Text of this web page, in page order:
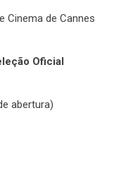
Cinema de Cannes
Oficial
abertura)